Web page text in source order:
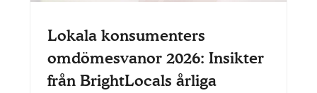
Lokala konsumenters
omdömesvanor 2026: Insikter
från BrightLocals årliga